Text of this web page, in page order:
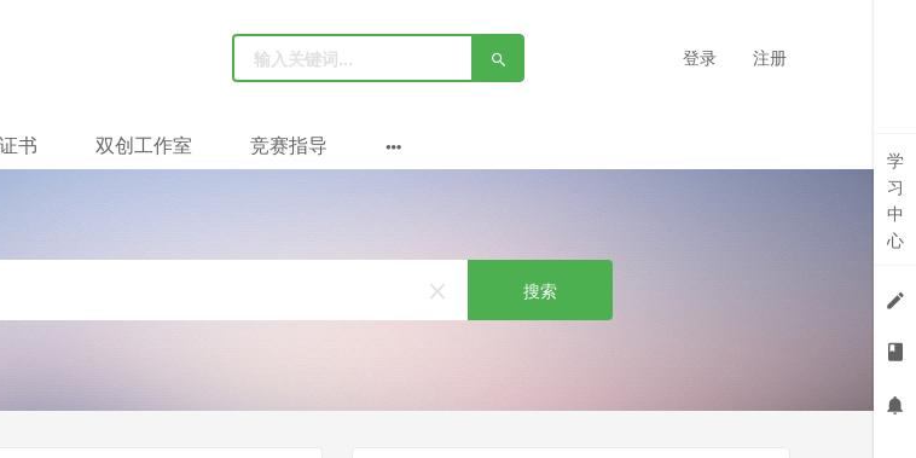
登录 注册
书 双创工作室 竞赛指导
搜索
学
习
中
心